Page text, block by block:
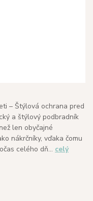
– Štýlová ochrana pred
a štýlový podbradník
len obyčajné
nákrčníky, vďaka čomu
celého dň... celý